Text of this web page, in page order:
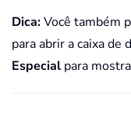
Dica:Você também
para abrir a caixa de
Especial para